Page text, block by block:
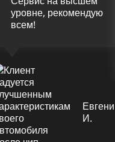
уровне, рекомендую
всем!
И.